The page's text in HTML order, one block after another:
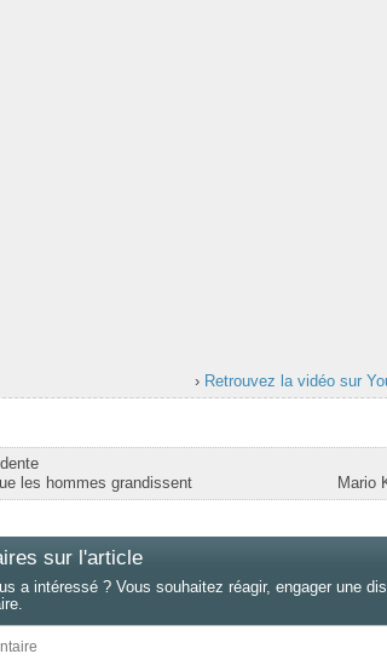
› Retrouvez la vidéo sur
Mario
les hommes grandissent
sur l'article
a intéressé ? Vous souhaitez réagir, engager une